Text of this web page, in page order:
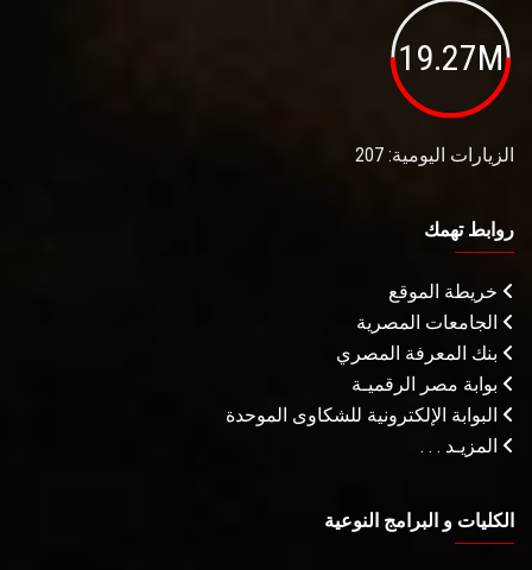
19.27M
الزيارات اليومية: 207
روابط تهمك
خريطة الموقع
الجامعات المصرية
بنك المعرفة المصري
بوابة مصر الرقميـة
البوابة الإلكترونية للشكاوى الموحدة
المزيـد . . .
الكليات و البرامج النوعية